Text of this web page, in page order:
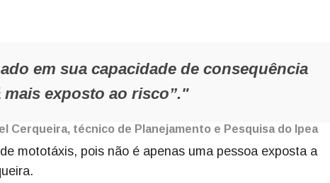
em sua capacidade de consequência
mais exposto ao risco”."
Cerqueira, técnico de Planejamento e Pesquisa do Ipea
mototáxis, pois não é apenas uma pessoa exposta a